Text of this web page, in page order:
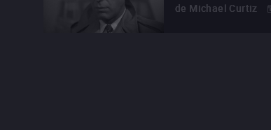
de Michael Curtiz